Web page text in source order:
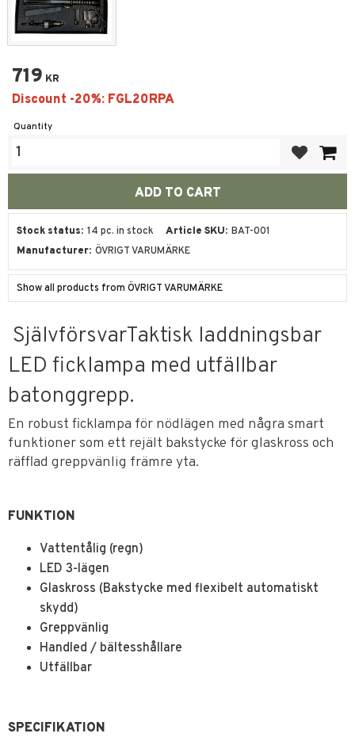
719 KR
Quantity
Stock status 14 pc. in stock Article SKU BAT-001
Manufacturer ÖVRIGT VARUMÄRKE
Show all products from ÖVRIGT VARUMÄRKE
SjälvförsvarTaktisk laddningsbar
LED ficklampa med utfällbar
batonggrepp.
En robust ficklampa för nödlägen med några smart
funktioner som ett rejält bakstycke för glaskross och
räfflad greppvänlig främre yta.
FUNKTION
Vattentålig (regn)
LED 3-lägen
Glaskross (Bakstycke med flexibelt automatiskt
skydd)
Greppvänlig
Handled / bältesshållare
Utfällbar
SPECIFIKATION